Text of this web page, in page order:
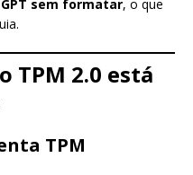
sem formatar, o que
TPM 2.0 está
TPM